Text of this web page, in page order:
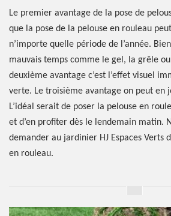
Le premier avantage de la pose de
que la pose de la pelouse en rouleau
n’importe quelle période de l’année.
mauvais temps comme le gel, la grêle
deuxième avantage c’est l’effet visuel
verte. Le troisième avantage on peut en
L’idéal serait de poser la pelouse en
et d’en profiter dès le lendemain matin.
demander au jardinier HJ Espaces Verts
en rouleau.